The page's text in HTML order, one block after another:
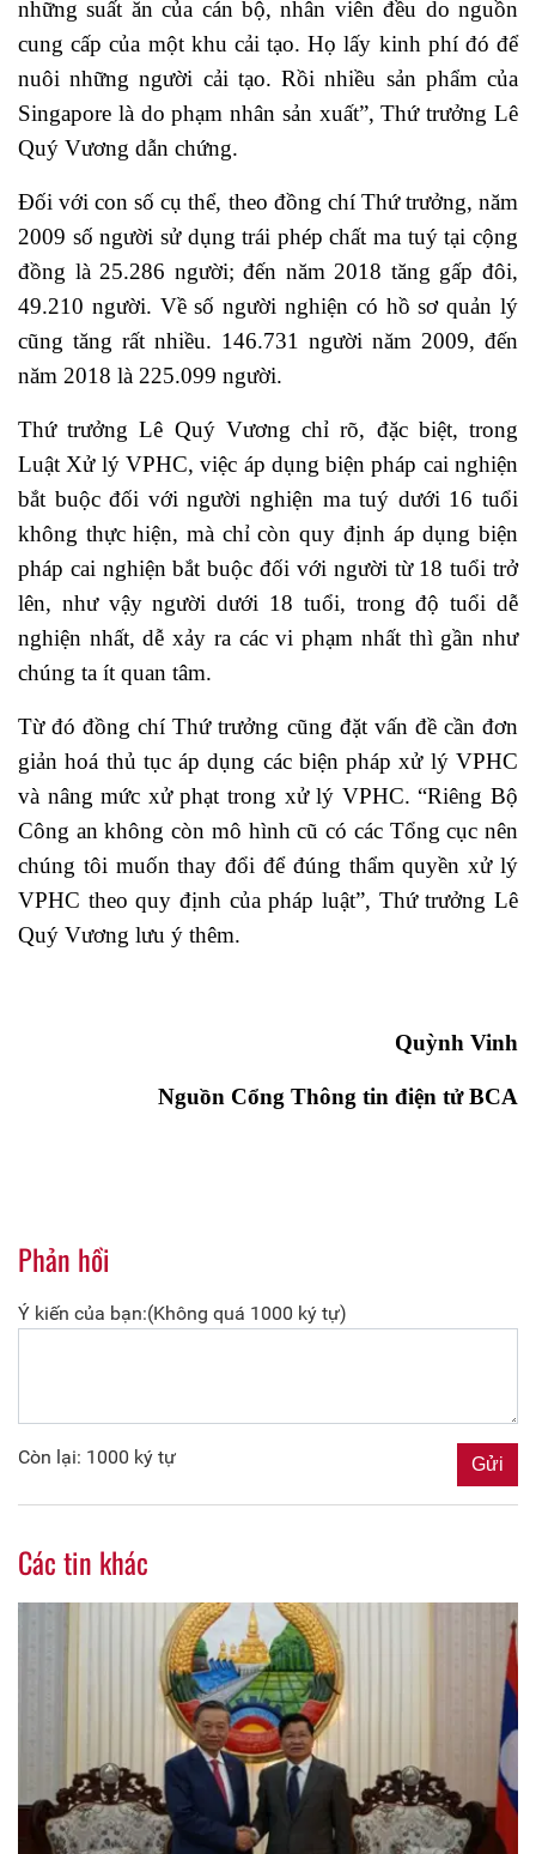
những suất ăn của cán bộ, nhân viên đều do nguồn
cung cấp của một khu cải tạo. Họ lấy kinh phí đó để
nuôi những người cải tạo. Rồi nhiều sản phẩm của
Singapore là do phạm nhân sản xuất”, Thứ trưởng Lê
Quý Vương dẫn chứng.
Đối với con số cụ thể, theo đồng chí Thứ trưởng, năm
2009 số người sử dụng trái phép chất ma tuý tại cộng
đồng là 25.286 người; đến năm 2018 tăng gấp đôi,
49.210 người. Về số người nghiện có hồ sơ quản lý
cũng tăng rất nhiều. 146.731 người năm 2009, đến
năm 2018 là 225.099 người.
Thứ trưởng Lê Quý Vương chỉ rõ, đặc biệt, trong
Luật Xử lý VPHC, việc áp dụng biện pháp cai nghiện
bắt buộc đối với người nghiện ma tuý dưới 16 tuổi
không thực hiện, mà chỉ còn quy định áp dụng biện
pháp cai nghiện bắt buộc đối với người từ 18 tuổi trở
lên, như vậy người dưới 18 tuổi, trong độ tuổi dễ
nghiện nhất, dễ xảy ra các vi phạm nhất thì gần như
chúng ta ít quan tâm.
Từ đó đồng chí Thứ trưởng cũng đặt vấn đề cần đơn
giản hoá thủ tục áp dụng các biện pháp xử lý VPHC
và nâng mức xử phạt trong xử lý VPHC. “Riêng Bộ
Công an không còn mô hình cũ có các Tổng cục nên
chúng tôi muốn thay đổi để đúng thẩm quyền xử lý
VPHC theo quy định của pháp luật”, Thứ trưởng Lê
Quý Vương lưu ý thêm.
Quỳnh Vinh
Nguồn Cổng Thông tin điện tử BCA
Phản hồi
Ý kiến của bạn:(Không quá 1000 ký tự)
Còn lại: 1000 ký tự
Các tin khác